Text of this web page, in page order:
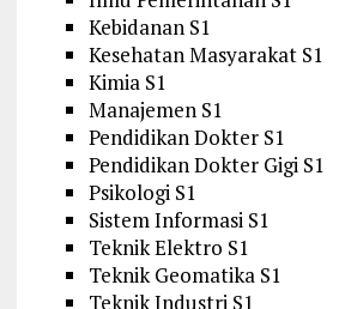
Kebidanan S1
Kesehatan Masyarakat S1
Kimia S1
Manajemen S1
Pendidikan Dokter S1
Pendidikan Dokter Gigi S1
Psikologi S1
Sistem Informasi S1
Teknik Elektro S1
Teknik Geomatika S1
Teknik Industri S1